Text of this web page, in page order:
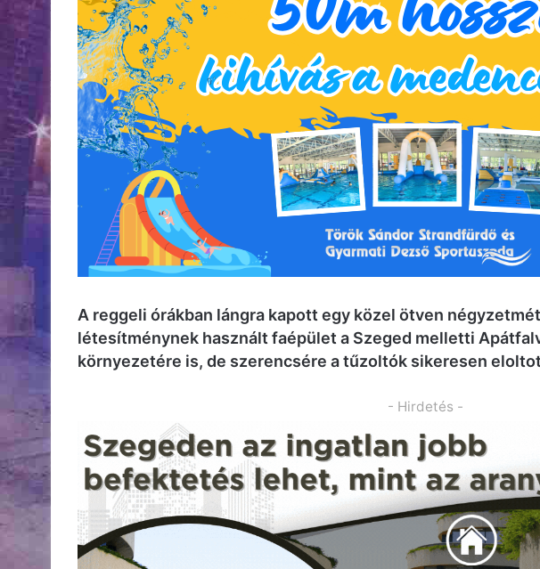
A reggeli órákban lángra kapott egy közel ötven
létesítménynek használt faépület a Szeged melletti
környezetére is, de szerencsére a tűzoltók sikeresen
- Hirdetés -